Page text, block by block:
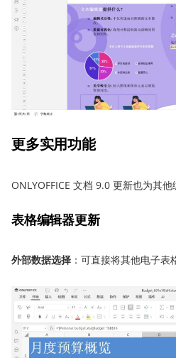
更多实用功能
ONLYOFFICE 文档 9.0 更新也为其他
表格编辑器更新
外部数据选择 ：可直接将其他电子表